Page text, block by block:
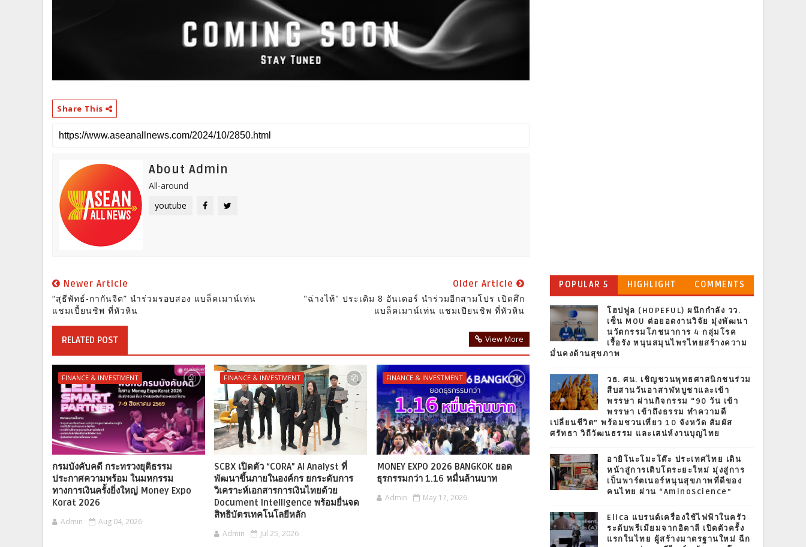
Share This
About Admin
All-around
youtube
Newer Article
“สุธีพัทธ์-กากันจีต” นำร่วมรอบสอง แบล็คเมาน์เท่น
แชมเปี้ยนชิพ ที่หัวหิน
Older Article
"ฉ่างไท้" ประเดิม 8 อันเดอร์ นำร่วมอีกสามโปร เปิดศึก
แบล็คเมาน์เท่น แชมเปียนชิพ ที่หัวหิน
RELATED POST View More
FINANCE & INVESTMENT
กรมบังคับคดี กระทรวงยุติธรรม
ประกาศความพร้อม ในมหกรรม
ทางการเงินครั้งยิ่งใหญ่ Money Expo
Korat 2026
Admin Aug 04, 2026
FINANCE & INVESTMENT
SCBX เปิดตัว “CORA” AI Analyst ที่
พัฒนาขึ้นภายในองค์กร ยกระดับการ
วิเคราะห์เอกสารการเงินไทยด้วย
Document Intelligence พร้อมยื่นจด
สิทธิบัตรเทคโนโลยีหลัก
Admin Jul 25, 2026
FINANCE & INVESTMENT
MONEY EXPO 2026 BANGKOK ยอด
ธุรกรรมกว่า 1.16 หมื่นล้านบาท
Admin May 17, 2026
POPULAR 5 HIGHLIGHT COMMENTS
โฮปฟูล (HOPEFUL) ผนึกกำลัง วว.
เซ็น MOU ต่อยอดงานวิจัย มุ่งพัฒนา
นวัตกรรมโภชนาการ 4 กลุ่มโรค
เรื้อรัง หนุนสมุนไพรไทยสร้างความ
มั่นคงด้านสุขภาพ
วธ. ศน. เชิญชวนพุทธศาสนิกชนร่วม
สืบสานวันอาสาฬหบูชาและเข้า
พรรษา ผ่านกิจกรรม “90 วัน เข้า
พรรษา เข้าถึงธรรม ทำความดี
เปลี่ยนชีวิต” พร้อมชวนเที่ยว 10 จังหวัด สัมผัส
ศรัทธา วิถีวัฒนธรรม และเสน่ห์งานบุญไทย
อายิโนะโมะโต๊ะ ประเทศไทย เดิน
หน้าสู่การเติบโตระยะใหม่ มุ่งสู่การ
เป็นพาร์ตเนอร์หนุนสุขภาพที่ดีของ
คนไทย ผ่าน “AminoScience”
Elica แบรนด์เครื่องใช้ไฟฟ้าในครัว
ระดับพรีเมียมจากอิตาลี เปิดตัวครั้ง
แรกในไทย ผู้สร้างมาตรฐานใหม่ ฉีก